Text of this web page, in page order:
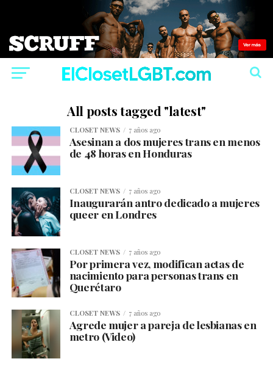
All posts tagged "latest"
CLOSET NEWS 7 años ago
Asesinan a dos mujeres trans en menos
de 48 horas en Honduras
CLOSET NEWS 7 años ago
Inaugurarán antro dedicado a mujeres
queer en Londres
CLOSET NEWS 7 años ago
Por primera vez, modifican actas de
nacimiento para personas trans en
Querétaro
CLOSET NEWS 7 años ago
Agrede mujer a pareja de lesbianas en
metro (Video)